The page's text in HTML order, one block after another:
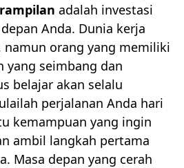
adalah investasi
Anda. Dunia kerja
namun orang yang memiliki
yang seimbang dan
belajar akan selalu
perjalanan Anda hari
kemampuan yang ingin
ambil langkah pertama
Masa depan yang cerah